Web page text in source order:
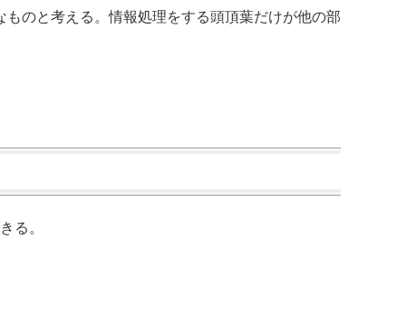
のと考える。情報処理をする頭頂葉だけが他の部
る。